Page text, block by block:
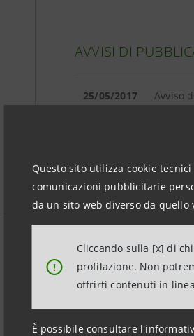
Questo sito utilizza cookie
comunicazioni pubblicitarie
da un sito web diverso da quello
!
Cliccando sulla [x] di
profilazione. Non
offrirti contenuti in
È possibile consultare
AVVISI DI
25/05/2017
Avviso
Tasso
con
Misto
Data ultimo aggiornamento